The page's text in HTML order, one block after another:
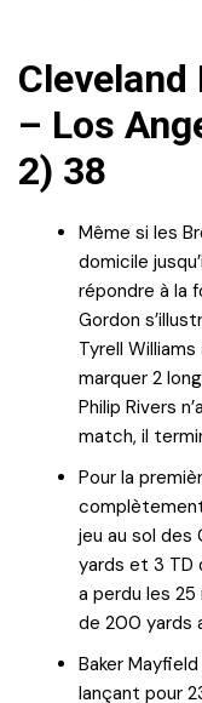
– Los
2) 38
Même si les
domicile
répondre à la
Gordon
Tyrell
marquer 2
Philip Rivers
match, il
Pour la
jeu au sol des
yards et 3 TD
a perdu les
de 200 yards
Baker
lançant pour